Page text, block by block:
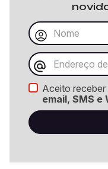
Aceito
email, SMS e